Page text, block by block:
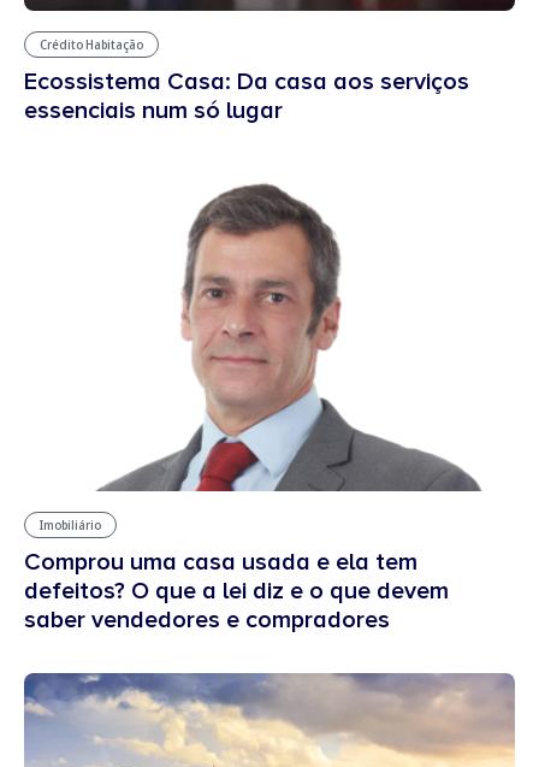
Crédito Habitação
Ecossistema Casa: Da casa aos serviços
essenciais num só lugar
Imobiliário
Comprou uma casa usada e ela tem
defeitos? O que a lei diz e o que devem
saber vendedores e compradores